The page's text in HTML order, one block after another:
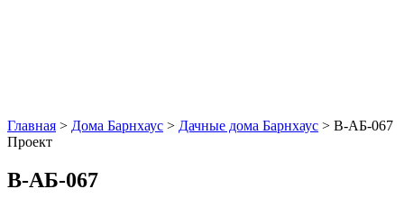
Главная > Дома Барнхаус > Дачные дома Барнхаус > В-АБ-067
Проект
В-АБ-067